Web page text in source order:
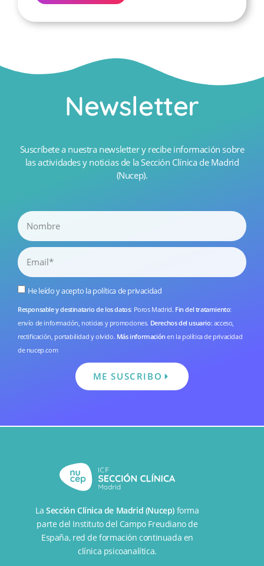
Newsletter
Suscríbete a nuestra newsletter y recibe información sobre
las actividades y noticias de la Sección Clínica de Madrid
(Nucep).
He leído y acepto lapolítica de privacidad
Responsable y destinatario de los datos: Poros Madrid. Fin del tratamiento:
envío de información, noticias y promociones. Derechos del usuario: acceso,
rectificación, portabilidad y olvido. Más información en la política de privacidad
de nucep.com
ME SUSCRIBO
LaSección Clínica de Madrid (Nucep) forma
parte del Instituto del Campo Freudiano de
España, red de formación continuada en
clínica psicoanalítica.